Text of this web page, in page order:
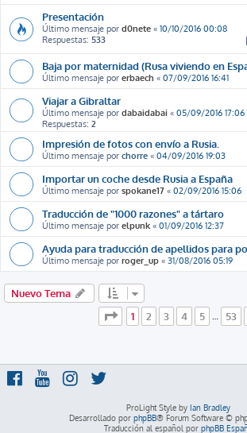
Presentación
Último mensaje por d0nete « 10/10/2016 00:08
Respuestas: 533
Baja por maternidad (Rusa viviendo en
Último mensaje por erbaech « 07/09/2016 16:41
Viajar a Gibraltar
Último mensaje por dabaidabai « 05/09/2016 17:06
Respuestas: 2
Impresión de fotos con envío a Rusia.
Último mensaje por chorre « 04/09/2016 19:03
Importar un coche desde Rusia a España
Último mensaje por spokane17 « 02/09/2016 15:06
Traducción de "1000 razones" a tártaro
Último mensaje por elpunk « 01/09/2016 12:37
Ayuda para traducción de apellidos para
Último mensaje por roger_up « 31/08/2016 05:19
Nuevo Tema
Página
de 53
1 2 3 4 5 … 53
ProLight Style by Ian Bradley
Desarrollado por phpBB® Forum Software ©
Traducción al español por phpBB